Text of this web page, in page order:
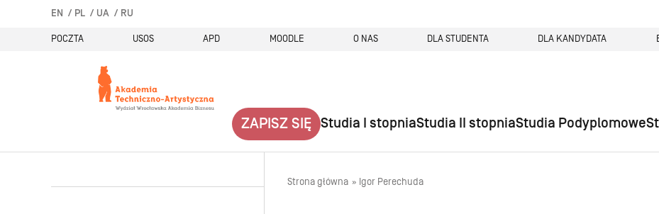
EN PL UA RU
POCZTA USOS APD MOODLE O NAS DLA STUDENTA DLA KANDYDATA
ZAPISZ SIĘ Studia I stopniaStudia II stopniaStudia Podyplomowe
Strona główna Igor Perechuda